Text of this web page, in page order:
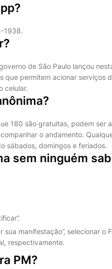
1938.
de São Paulo lançou
que permitem acionar serviços
celular.
180 são gratuitas, podem ser
o andamento.
sábados, domingos e feriados.
sem ninguém
manifestação”, selecionar o
respectivamente.
PM?